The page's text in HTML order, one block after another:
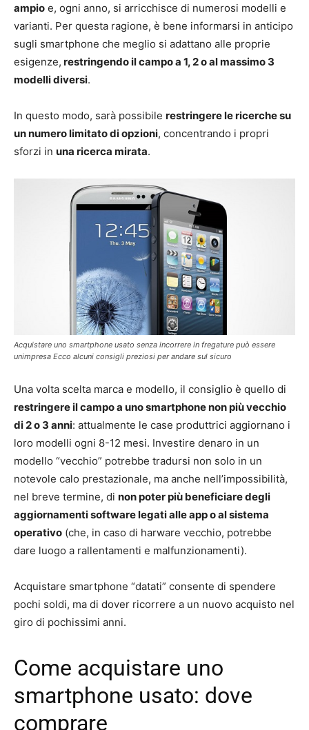
ampio e, ogni anno, si arricchisce di numerosi modelli e
varianti. Per questa ragione, è bene informarsi in anticipo
sugli smartphone che meglio si adattano alle proprie
esigenze, restringendo il campo a 1, 2 o al massimo 3
modelli diversi.
In questo modo, sarà possibile restringere le ricerche su
un numero limitato di opzioni, concentrando i propri
sforzi in una ricerca mirata.
Acquistare uno smartphone usato senza incorrere in fregature può essere
unimpresa Ecco alcuni consigli preziosi per andare sul sicuro
Una volta scelta marca e modello, il consiglio è quello di
restringere il campo a uno smartphone non più vecchio
di 2 o 3 anni: attualmente le case produttrici aggiornano i
loro modelli ogni 8-12 mesi. Investire denaro in un
modello “vecchio” potrebbe tradursi non solo in un
notevole calo prestazionale, ma anche nell’impossibilità,
nel breve termine, di non poter più beneficiare degli
aggiornamenti software legati alle app o al sistema
operativo (che, in caso di harware vecchio, potrebbe
dare luogo a rallentamenti e malfunzionamenti).
Acquistare smartphone “datati” consente di spendere
pochi soldi, ma di dover ricorrere a un nuovo acquisto nel
giro di pochissimi anni.
Come acquistare uno
smartphone usato: dove
comprare